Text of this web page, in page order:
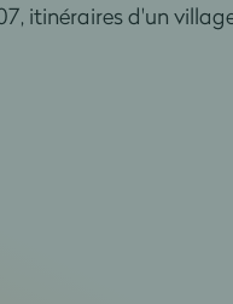
itinéraires d'un